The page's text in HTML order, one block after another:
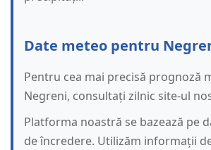
Date meteo pentru
Pentru cea mai precisă prognoză
Negreni, consultați zilnic site-ul
Platforma noastră se bazează pe
de încredere. Utilizăm informații